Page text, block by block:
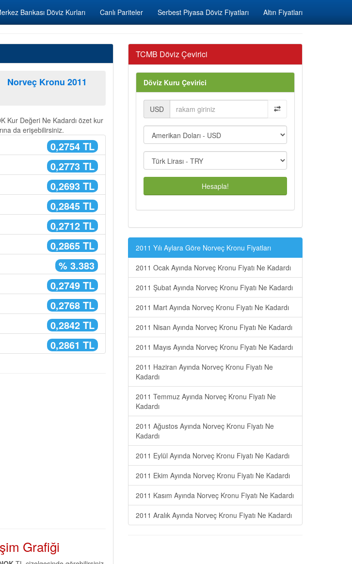
Bankası Döviz Kurları Canlı Pariteler Serbest Piyasa Döviz Fiyatları Altın Fiyatları
Norveç Kronu 2011
Kur Değeri Ne Kadardı özet kur
da erişebilirsiniz.
0,2754 TL
0,2773 TL
0,2693 TL
0,2845 TL
0,2712 TL
0,2865 TL
% 3.383
0,2749 TL
0,2768 TL
0,2842 TL
0,2861 TL
Grafiği
TCMB Döviz Çevirici
Döviz Kuru Çevirici
USD
Hesapla!
2011 Yılı Aylara Göre Norveç Kronu Fiyatları
2011 Ocak Ayında Norveç Kronu Fiyatı Ne Kadardı
2011 Şubat Ayında Norveç Kronu Fiyatı Ne Kadardı
2011 Mart Ayında Norveç Kronu Fiyatı Ne Kadardı
2011 Nisan Ayında Norveç Kronu Fiyatı Ne Kadardı
2011 Mayıs Ayında Norveç Kronu Fiyatı Ne Kadardı
2011 Haziran Ayında Norveç Kronu Fiyatı Ne
Kadardı
2011 Temmuz Ayında Norveç Kronu Fiyatı Ne
Kadardı
2011 Ağustos Ayında Norveç Kronu Fiyatı Ne
Kadardı
2011 Eylül Ayında Norveç Kronu Fiyatı Ne Kadardı
2011 Ekim Ayında Norveç Kronu Fiyatı Ne Kadardı
2011 Kasım Ayında Norveç Kronu Fiyatı Ne Kadardı
2011 Aralık Ayında Norveç Kronu Fiyatı Ne Kadardı